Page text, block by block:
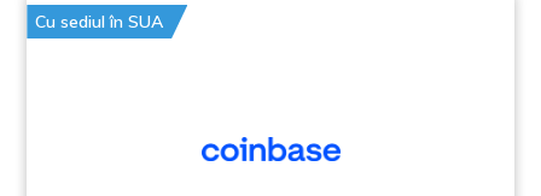
Cu sediul în SUA